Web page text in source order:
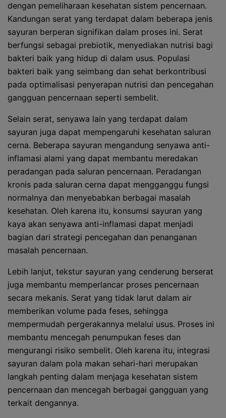
dengan pemeliharaan kesehatan sistem pencernaan.
Kandungan serat yang terdapat dalam beberapa jenis
sayuran berperan signifikan dalam proses ini. Serat
berfungsi sebagai prebiotik, menyediakan nutrisi bagi
bakteri baik yang hidup di dalam usus. Populasi
bakteri baik yang seimbang dan sehat berkontribusi
pada optimalisasi penyerapan nutrisi dan pencegahan
gangguan pencernaan seperti sembelit.
Selain serat, senyawa lain yang terdapat dalam
sayuran juga dapat mempengaruhi kesehatan saluran
cerna. Beberapa sayuran mengandung senyawa anti-
inflamasi alami yang dapat membantu meredakan
peradangan pada saluran pencernaan. Peradangan
kronis pada saluran cerna dapat mengganggu fungsi
normalnya dan menyebabkan berbagai masalah
kesehatan. Oleh karena itu, konsumsi sayuran yang
kaya akan senyawa anti-inflamasi dapat menjadi
bagian dari strategi pencegahan dan penanganan
masalah pencernaan.
Lebih lanjut, tekstur sayuran yang cenderung berserat
juga membantu memperlancar proses pencernaan
secara mekanis. Serat yang tidak larut dalam air
memberikan volume pada feses, sehingga
mempermudah pergerakannya melalui usus. Proses ini
membantu mencegah penumpukan feses dan
mengurangi risiko sembelit. Oleh karena itu, integrasi
sayuran dalam pola makan sehari-hari merupakan
langkah penting dalam menjaga kesehatan sistem
pencernaan dan mencegah berbagai gangguan yang
terkait dengannya.